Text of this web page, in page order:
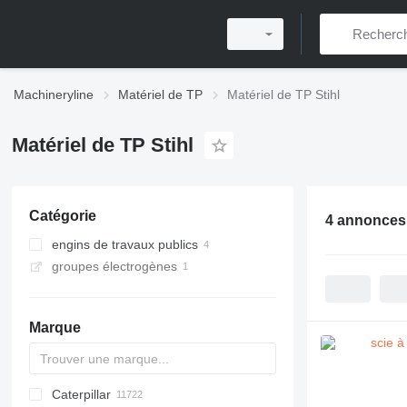
Machineryline Matériel de TP Matériel de TP Stihl
Matériel de TP Stihl
Catégorie
engins de travaux publics
scies à sol
groupes électrogènes
Marque
Titan
AL
SP
AX
X-Series
AFW
HD
FlexiROC
1304
400 - series
BC
BG
BB
TW
463
GSH
Leonardo
AHK
K-series
CK
3.5
B-series
450
Caterpillar
4